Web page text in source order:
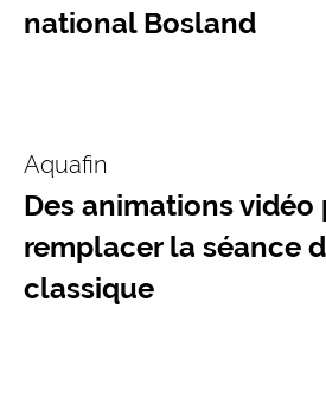
national Bosland
Aquafin
Des animations vidéo
remplacer la séance
classique